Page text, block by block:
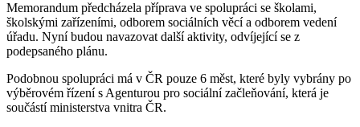
Memorandum předcházela příprava ve spolupráci se školami,
školskými zařízeními, odborem sociálních věcí a odborem vedení
úřadu. Nyní budou navazovat další aktivity, odvíjející se z
podepsaného plánu.
Podobnou spolupráci má v ČR pouze 6 měst, které byly vybrány po
výběrovém řízení s Agenturou pro sociální začleňování, která je
součástí ministerstva vnitra ČR.